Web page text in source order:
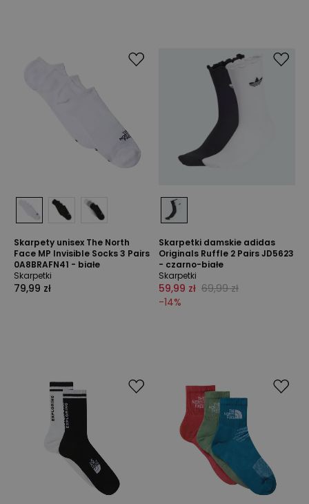
Skarpety unisex The North
Face MP Invisible Socks 3 Pairs
0A8BRAFN41 - białe
Skarpetki
79,99 zł
Skarpetki damskie adidas
Originals Ruffle 2 Pairs JD5623
- czarno-białe
Skarpetki
59,99 zł 69,99 zł
-14%